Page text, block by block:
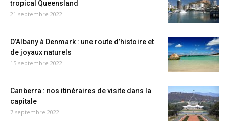
tropical Queensland
21 septembre 2022
D’Albany à Denmark : une route d’histoire et
de joyaux naturels
15 septembre 2022
Canberra : nos itinéraires de visite dans la
capitale
7 septembre 2022